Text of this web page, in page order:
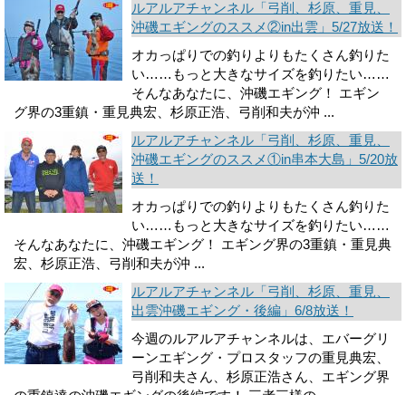
ルアルアチャンネル「弓削、杉原、重見、
沖磯エギングのススメ②in出雲」5/27放送！
オカっぱりでの釣りよりもたくさん釣りた
い……もっと大きなサイズを釣りたい……
そんなあなたに、沖磯エギング！ エギン
グ界の3重鎮・重見典宏、杉原正浩、弓削和夫が沖 ...
ルアルアチャンネル「弓削、杉原、重見、
沖磯エギングのススメ①in串本大島」5/20放
送！
オカっぱりでの釣りよりもたくさん釣りた
い……もっと大きなサイズを釣りたい……
そんなあなたに、沖磯エギング！ エギング界の3重鎮・重見典
宏、杉原正浩、弓削和夫が沖 ...
ルアルアチャンネル「弓削、杉原、重見、
出雲沖磯エギング・後編」6/8放送！
今週のルアルアチャンネルは、エバーグリ
ーンエギング・プロスタッフの重見典宏、
弓削和夫さん、杉原正浩さん、エギング界